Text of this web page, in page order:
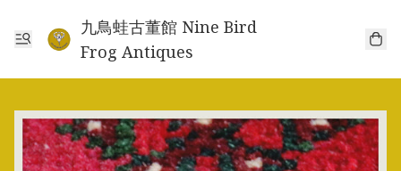
九鳥蛙古董館 Nine Bird
Frog Antiques